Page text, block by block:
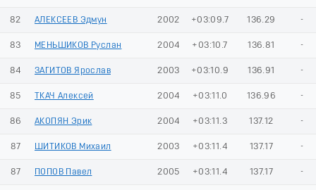
82 АЛЕКСЕЕВ Эдмун 2002 +03:09.7 136.29 -
83 МЕНЬШИКОВ Руслан 2004 +03:10.7 136.81 -
84 ЗАГИТОВ Ярослав 2003 +03:10.9 136.91 -
85 ТКАЧ Алексей 2004 +03:11.0 136.96 -
86 АКОПЯН Эрик 2004 +03:11.3 137.12 -
87 ШИТИКОВ Михаил 2003 +03:11.4 137.17 -
87 ПОПОВ Павел 2005 +03:11.4 137.17 -